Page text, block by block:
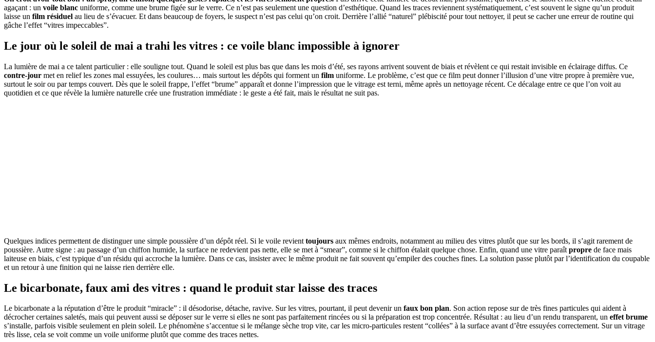
agaçant : un voile blanc uniforme, comme une brume figée sur le verre. Ce n’est pas seulement une question d’esthétique. Quand les traces reviennent systématiquement, c’est souvent le signe qu’un produit
laisse un film résiduel au lieu de s’évacuer. Et dans beaucoup de foyers, le suspect n’est pas celui qu’on croit. Derrière l’allié “naturel” plébiscité pour tout nettoyer, il peut se cacher une erreur de routine qui
gâche l’effet “vitres impeccables”.
Le jour où le soleil de mai a trahi les vitres : ce voile blanc impossible à ignorer
La lumière de mai a ce talent particulier : elle souligne tout. Quand le soleil est plus bas que dans les mois d’été, ses rayons arrivent souvent de biais et révèlent ce qui restait invisible en éclairage diffus. Ce
contre-jour met en relief les zones mal essuyées, les coulures… mais surtout les dépôts qui forment un film uniforme. Le problème, c’est que ce film peut donner l’illusion d’une vitre propre à première vue,
surtout le soir ou par temps couvert. Dès que le soleil frappe, l’effet “brume” apparaît et donne l’impression que le vitrage est terni, même après un nettoyage récent. Ce décalage entre ce que l’on voit au
quotidien et ce que révèle la lumière naturelle crée une frustration immédiate : le geste a été fait, mais le résultat ne suit pas.
Quelques indices permettent de distinguer une simple poussière d’un dépôt réel. Si le voile revient toujours aux mêmes endroits, notamment au milieu des vitres plutôt que sur les bords, il s’agit rarement de
poussière. Autre signe : au passage d’un chiffon humide, la surface ne redevient pas nette, elle se met à “smear”, comme si le chiffon étalait quelque chose. Enfin, quand une vitre paraît propre de face mais
laiteuse en biais, c’est typique d’un résidu qui accroche la lumière. Dans ce cas, insister avec le même produit ne fait souvent qu’empiler des couches fines. La solution passe plutôt par l’identification du coupable
et un retour à une finition qui ne laisse rien derrière elle.
Le bicarbonate, faux ami des vitres : quand le produit star laisse des traces
Le bicarbonate a la réputation d’être le produit “miracle” : il désodorise, détache, ravive. Sur les vitres, pourtant, il peut devenir un faux bon plan. Son action repose sur de très fines particules qui aident à
décrocher certaines saletés, mais qui peuvent aussi se déposer sur le verre si elles ne sont pas parfaitement rincées ou si la préparation est trop concentrée. Résultat : au lieu d’un rendu transparent, un effet brume
s’installe, parfois visible seulement en plein soleil. Le phénomène s’accentue si le mélange sèche trop vite, car les micro-particules restent “collées” à la surface avant d’être essuyées correctement. Sur un vitrage
très lisse, cela se voit comme un voile uniforme plutôt que comme des traces nettes.